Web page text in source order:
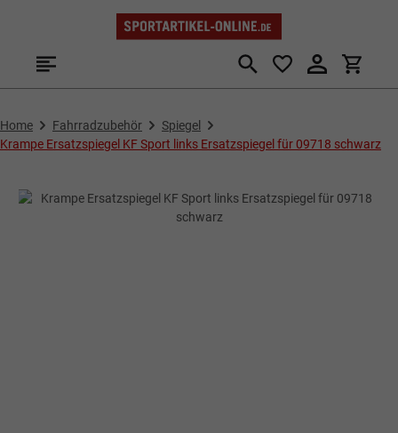
Zum Hauptinhalt springen
Home Fahrradzubehör
Spiegel
Krampe Ersatzspiegel KF Sport links Ersatzspiegel für 09718 schwarz